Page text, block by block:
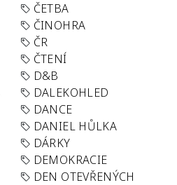
ČETBA
ČINOHRA
ČR
ČTENÍ
D&B
DALEKOHLED
DANCE
DANIEL HŮLKA
DÁRKY
DEMOKRACIE
DEN OTEVŘENÝCH